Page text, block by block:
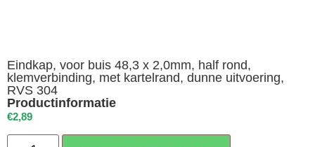
Eindkap, voor buis 48,3 x 2,0mm, half rond,
klemverbinding, met kartelrand, dunne uitvoering,
RVS 304
Productinformatie
€2,89